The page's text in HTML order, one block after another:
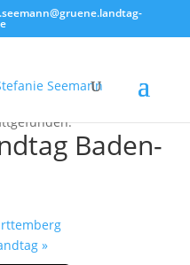
Seemann
Baden-
»